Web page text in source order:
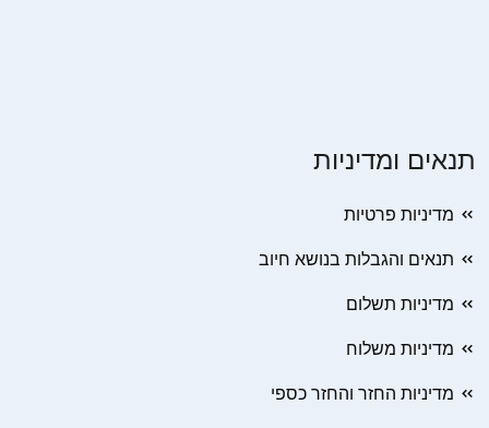
תנאים ומדיניות
מדיניות פרטיות
תנאים והגבלות בנושא חיוב
מדיניות תשלום
מדיניות משלוח
מדיניות החזר והחזר כספי